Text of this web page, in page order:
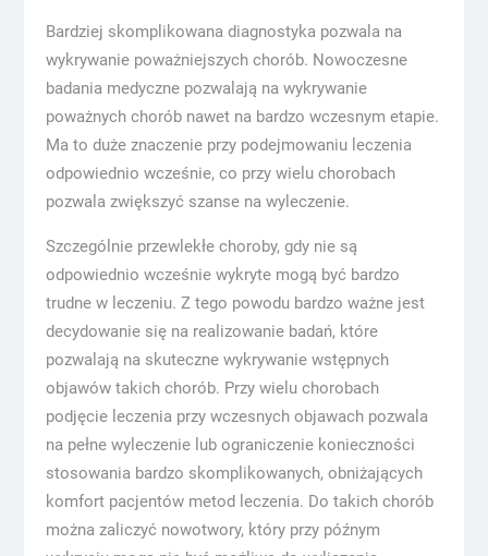
Bardziej skomplikowana diagnostyka pozwala na
wykrywanie poważniejszych chorób. Nowoczesne
badania medyczne pozwalają na wykrywanie
poważnych chorób nawet na bardzo wczesnym etapie.
Ma to duże znaczenie przy podejmowaniu leczenia
odpowiednio wcześnie, co przy wielu chorobach
pozwala zwiększyć szanse na wyleczenie.
Szczególnie przewlekłe choroby, gdy nie są
odpowiednio wcześnie wykryte mogą być bardzo
trudne w leczeniu. Z tego powodu bardzo ważne jest
decydowanie się na realizowanie badań, które
pozwalają na skuteczne wykrywanie wstępnych
objawów takich chorób. Przy wielu chorobach
podjęcie leczenia przy wczesnych objawach pozwala
na pełne wyleczenie lub ograniczenie konieczności
stosowania bardzo skomplikowanych, obniżających
komfort pacjentów metod leczenia. Do takich chorób
można zaliczyć nowotwory, który przy późnym